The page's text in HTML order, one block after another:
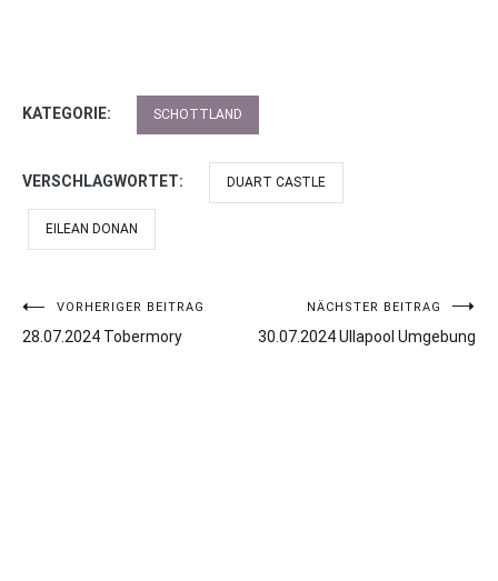
KATEGORIE: SCHOTTLAND
VERSCHLAGWORTET: DUART CASTLE
EILEAN DONAN
Beitragsnavigation
VORHERIGER BEITRAG
28.07.2024 Tobermory
NÄCHSTER BEITRAG
30.07.2024 Ullapool Umgebung